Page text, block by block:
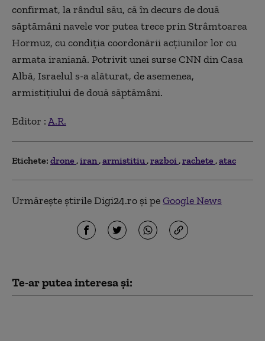
confirmat, la rândul său, că în decurs de două
săptămâni navele vor putea trece prin Strâmtoarea
Hormuz, cu condiția coordonării acțiunilor lor cu
armata iraniană. Potrivit unei surse CNN din Casa
Albă, Israelul s-a alăturat, de asemenea,
armistițiului de două săptămâni.
Editor :A.R.
Etichete: drone iran armistitiu razboi rachete atac
Urmărește știrile Digi24.ro și peGoogle News
Te-ar putea interesa și: